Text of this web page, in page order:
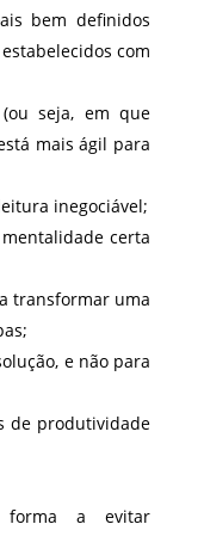
bem definidos
com
seja, em que
mais ágil para
inegociável;
certa
transformar uma
e não para
de produtividade
forma a evitar